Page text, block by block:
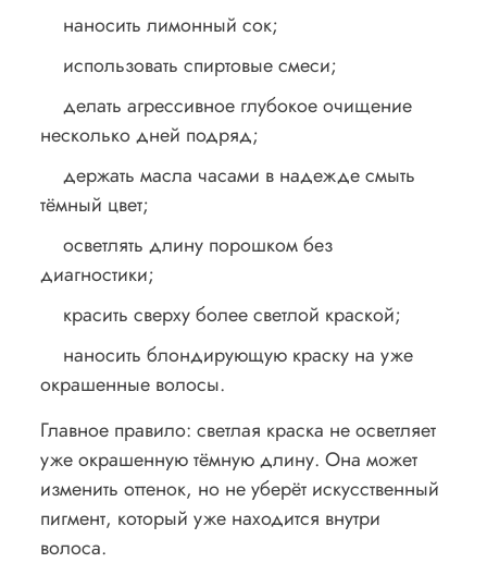
наносить лимонный сок;
использовать спиртовые смеси;
делать агрессивное глубокое очищение
несколько дней подряд;
держать масла часами в надежде смыть
тёмный цвет;
осветлять длину порошком без
диагностики;
красить сверху более светлой краской;
наносить блондирующую краску на уже
окрашенные волосы.
Главное правило: светлая краска не осветляет
уже окрашенную тёмную длину. Она может
изменить оттенок, но не уберёт искусственный
пигмент, который уже находится внутри
волоса.